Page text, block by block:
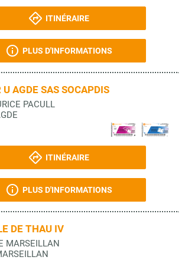
ITINÉRAIRE
PLUS D'INFORMATIONS
U AGDE SAS SOCAPDIS
PACULL
ITINÉRAIRE
PLUS D'INFORMATIONS
DE THAU IV
MARSEILLAN